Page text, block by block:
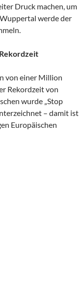
Druck machen, um
werde der
von einer Million
Rekordzeit von
wurde „Stop
– damit ist
Europäischen